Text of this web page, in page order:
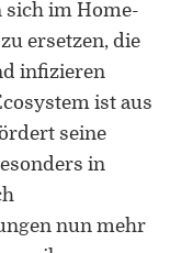
sich im Home-
ersetzen, die
infizieren
ist aus
seine
in
nun mehr